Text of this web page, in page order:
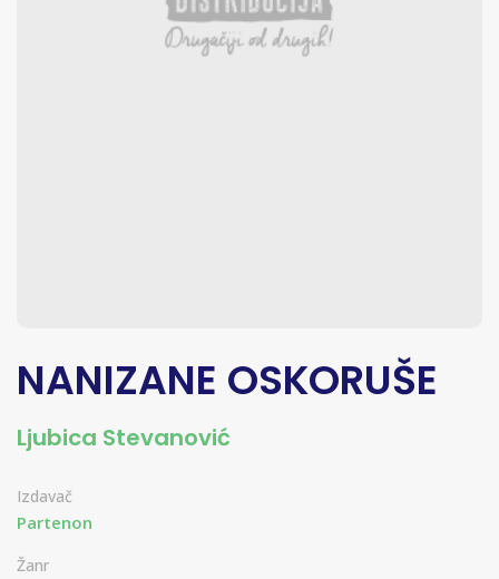
NANIZANE OSKORUŠE
Ljubica Stevanović
Izdavač
Partenon
Žanr